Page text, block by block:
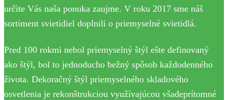
určite Vás naša ponuka zaujme. V roku 2017 sme náš
sortiment svietidiel doplnili o priemyselné svietidlá.
Pred 100 rokmi nebol priemyselný štýl ešte definovaný
ako štýl, bol to jednoducho bežný spôsob každodenného
života. Dekoračný štýl priemyselného skladového
osvetlenia je rekonštrukciou využívajúcou všadeprítomné